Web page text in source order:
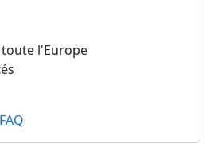
l'Europe
FAQ